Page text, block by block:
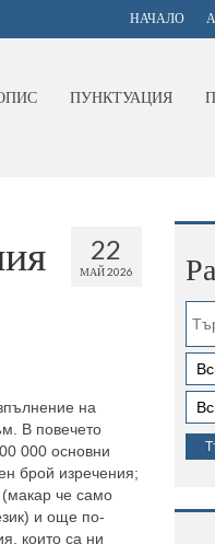
НАЧАЛО
ПУНКТУАЦИЯ
22
МАЙ 2026
на
В повечето
000 основни
брой изречения;
че само
и още по-
които са ни